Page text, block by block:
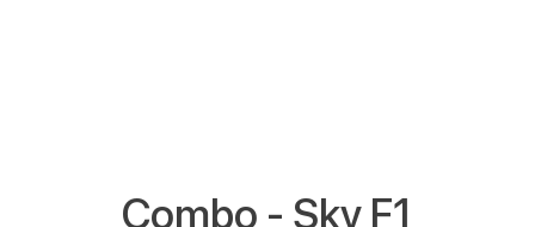
Combo - Sky F1